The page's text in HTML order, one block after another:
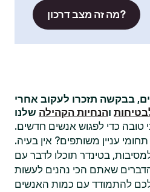
מה זה מצב דרכון?
בבקשה תזכרו לעקוב אחרי
והנחיות הקהילה
טובה כדי לפגוש אנשים חדשים.
עניין משותפים? אין בעיה.
בטינדר תוכלו לדבר עם
לכם להתמודד עם כמות האנשים